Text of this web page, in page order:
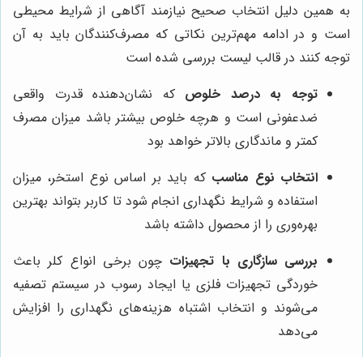
به همین دلیل انتخاب صحیح نیازمند آگاهی از شرایط محیطی
است و در ادامه مهم‌ترین نکاتی که مصرف‌کنندگان باید به آن
توجه کنند در قالب لیست بررسی شده است
توجه به درصد خلوص که نشان‌دهنده قدرت واقعی
ضدعفونی است و هرچه خلوص بیشتر باشد میزان مصرف
کمتر و ماندگاری بالاتر خواهد بود
انتخاب نوع مناسب که باید بر اساس نوع استخر، میزان
استفاده و شرایط نگهداری انجام شود تا کاربر بتواند بهترین
بهره‌وری را از محصول داشته باشد
بررسی سازگاری با تجهیزات چون برخی انواع کلر باعث
خوردگی تجهیزات فلزی یا ایجاد رسوب در سیستم تصفیه
می‌شوند و انتخاب اشتباه هزینه‌های نگهداری را افزایش
می‌دهد